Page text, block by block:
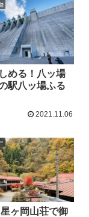
める！八ッ場
駅八ッ場ふる
2021.11.06
ヶ岡山荘で御